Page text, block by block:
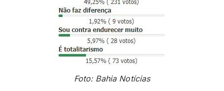
Foto: Bahia Notícias